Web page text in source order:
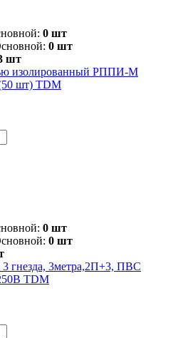
0 шт
0 шт
шт
изолированный РППИ-М
шт) TDM
0 шт
0 шт
гнезда, 3метра,2П+3, ПВС
TDM